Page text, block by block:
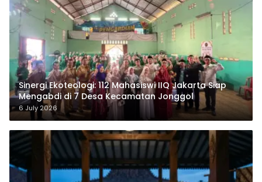
‎Sinergi Ekoteologi: 112 Mahasiswi IIQ Jakarta Siap
Mengabdi di 7 Desa Kecamatan Jonggol
6 July 2026